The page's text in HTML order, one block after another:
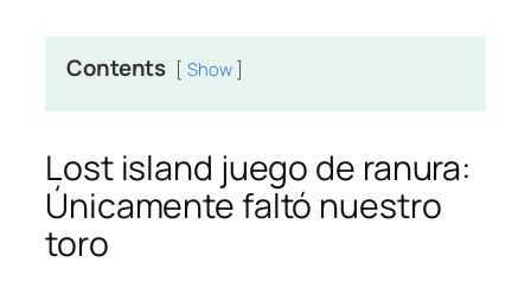
Contents Show
Lost island juego de ranura:
Únicamente faltó nuestro
toro